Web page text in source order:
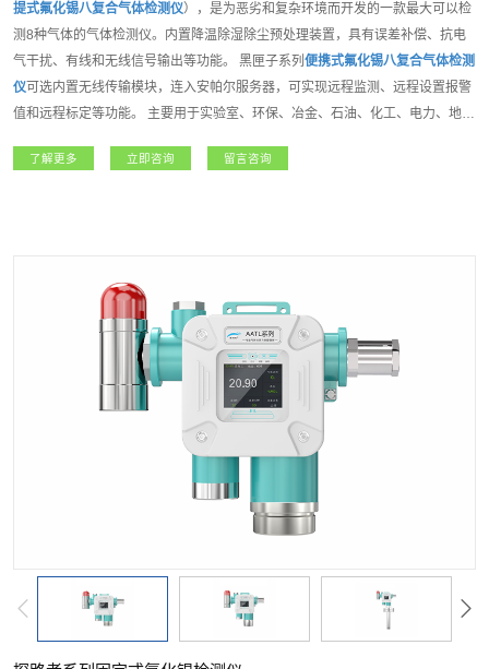
提式氟化锡八复合气体检测仪），是为恶劣和复杂环境而开发的一款最大可以检
测8种气体的气体检测仪。内置降温除湿除尘预处理装置，具有误差补偿、抗电
气干扰、有线和无线信号输出等功能。 黑匣子系列 便携式氟化锡八复合气体检测
仪可选内置无线传输模块，连入安帕尔服务器，可实现远程监测、远程设置报警
值和远程标定等功能。 主要用于实验室、环保、冶金、石油、化工、电力、地下
种气体的检测。产品功能强大，支持客户各种需求。
了解更多 立即咨询 留言咨询